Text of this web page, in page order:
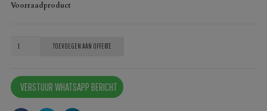
Voorraadproduct
Tafelonderstel
314-
7
TOEVOEGEN AAN OFFERTE
VERSTUUR WHATSAPP BERICHT